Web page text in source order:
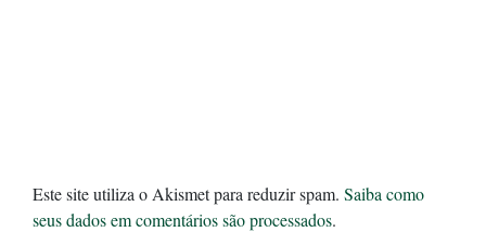
Este site utiliza o Akismet para reduzir spam. Saiba como
seus dados em comentários são processados.